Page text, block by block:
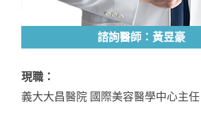
諮詢醫師：黃昱豪
現職：
義大大昌醫院 國際美容醫學中心主任